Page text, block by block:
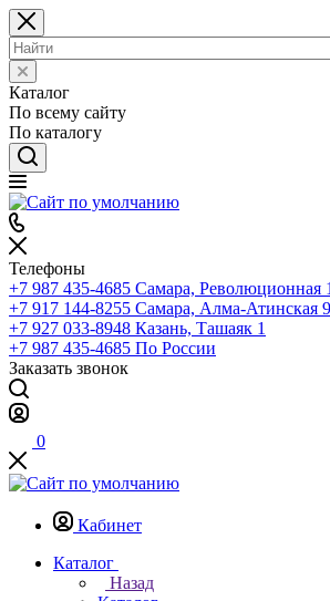
Каталог
По всему сайту
По каталогу
Телефоны
+7 987 435-4685 Самара, Революционная
+7 917 144-8255 Самара, Алма-Атинская
+7 927 033-8948 Казань, Ташаяк 1
+7 987 435-4685 По России
Заказать звонок
0
Кабинет
Каталог
Назад